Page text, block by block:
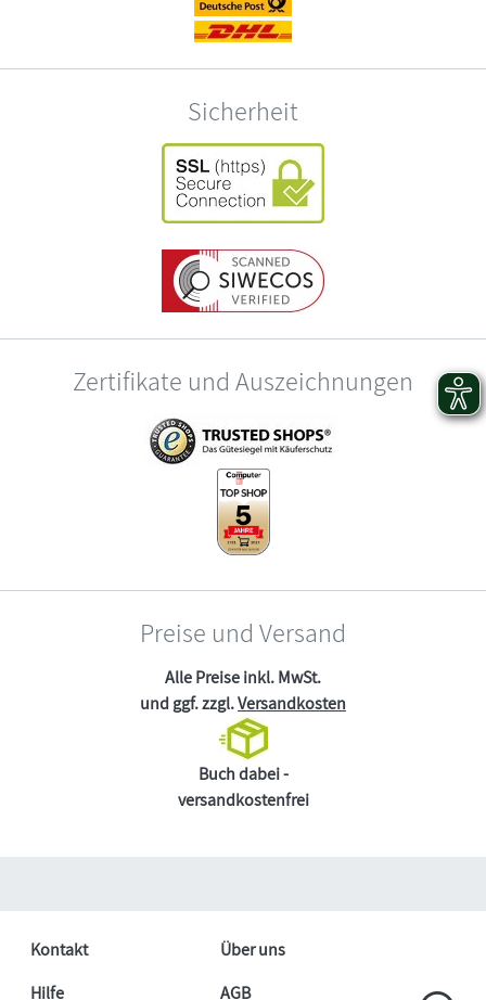
Sicherheit
Zertifikate und Auszeichnungen
Preise und Versand
Alle Preise inkl. MwSt.
und ggf. zzgl.Versandkosten
Buch dabei -
versandkostenfrei
Kontakt
Über uns
Hilfe
AGB